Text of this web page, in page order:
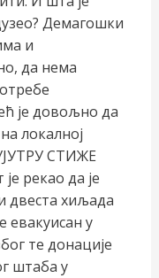
Демагошки
и
да нема
је довољно да
локалној
СТИЖЕ
рекао да је
двеста хиљада
евакуисан у
те донације
штаба у